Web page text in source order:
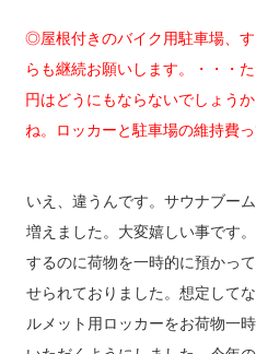
◎屋根付きのバイク用駐車場、
らも継続お願いします。・・・
円はどうにもならないでしょう
ね。ロッカーと駐車場の維持費
いえ、違うんです。サウナブー
増えました。大変嬉しい事です
するのに荷物を一時的に預かっ
せられておりました。想定して
ルメット用ロッカーをお荷物一